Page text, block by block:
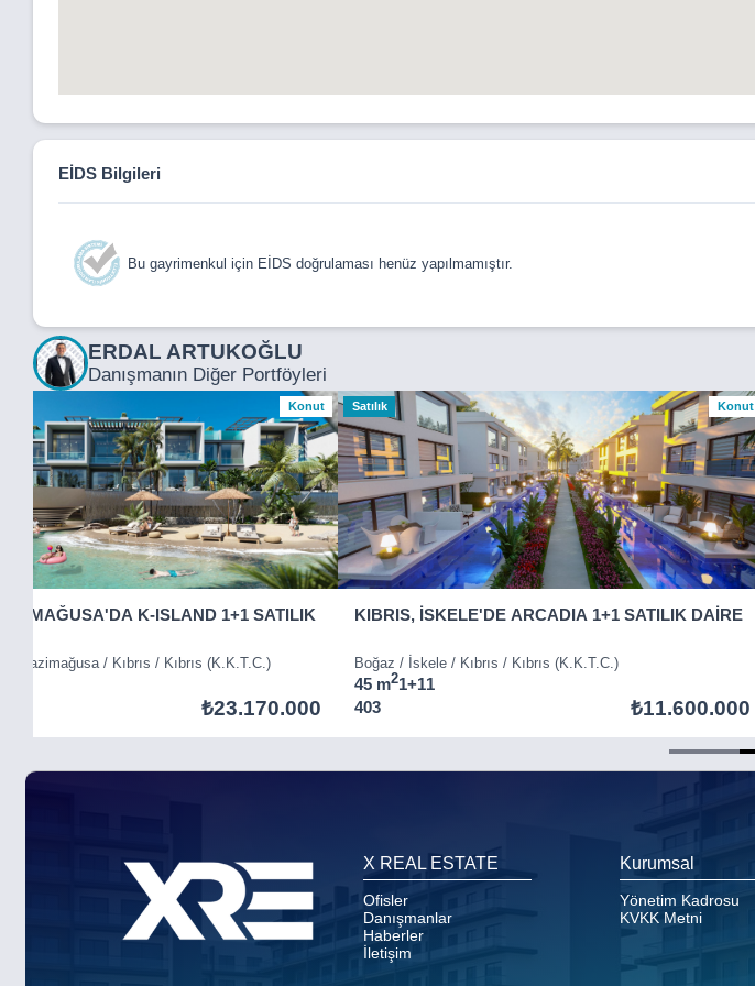
EİDS Bilgileri
Bu gayrimenkul için EİDS doğrulaması henüz yapılmamıştır.
ERDAL ARTUKOĞLU
Danışmanın Diğer Portföyleri
Konut
K-ISLAND 1+1 SATILIK
/ Gazimağusa / Kıbrıs / Kıbrıs (K.K.T.C.)
₺23.170.000
Satılık Konut
KIBRIS, İSKELE'DE ARCADIA 1+1 SATILIK DAİRE
Boğaz / İskele / Kıbrıs / Kıbrıs (K.K.T.C.)
45 m21+11
403
₺11.600.000
X REAL ESTATE
Ofisler
Danışmanlar
Haberler
İletişim
Kurumsal
Yönetim Kadrosu
KVKK Metni